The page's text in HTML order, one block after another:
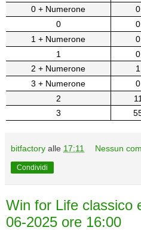
0 + Numerone
0
0
0
1 + Numerone
0
1
0
2 + Numerone
1
3 + Numerone
0
2
11
3
bitfactory alle 17:11 Nessun
Condividi
Win for Life classico
06-2025 ore 16:00